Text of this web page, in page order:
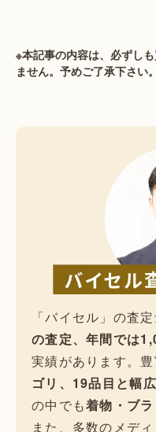
※本記事の内容は、必ずし
ません。予めご了承下さい。
「バイセル」の査定
の査定、年間では
実績があります。
ゴリ、19品目と幅
の中でも着物・ブ
また、多数のメデ